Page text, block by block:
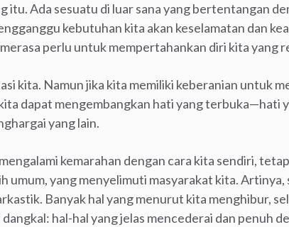
itu. Ada sesuatu di luar sana yang bertentangan
kebutuhan kita akan keselamatan dan
perlu untuk mempertahankan diri kita yang
kita. Namun jika kita memiliki keberanian untuk
dapat mengembangkan hati yang terbuka—hati
yang lain.
kemarahan dengan cara kita sendiri,
umum, yang menyelimuti masyarakat kita. Artinya,
Banyak hal yang menurut kita menghibur,
hal-hal yang jelas mencederai dan penuh